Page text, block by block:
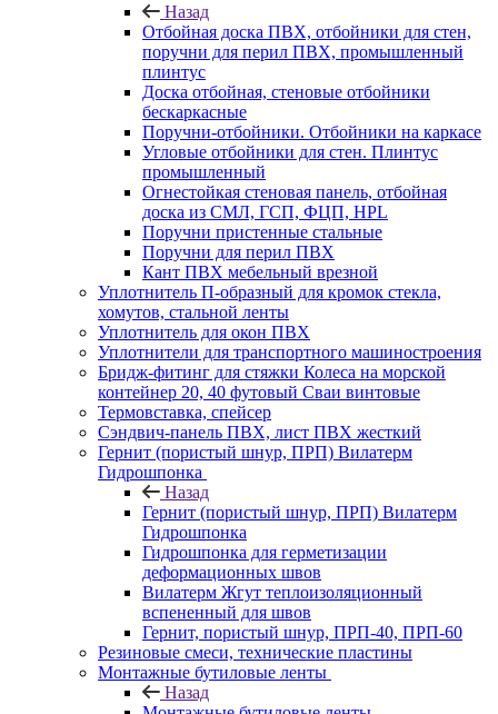
Назад
Отбойная доска ПВХ, отбойники для стен,
поручни для перил ПВХ, промышленный
плинтус
Доска отбойная, стеновые отбойники
бескаркасные
Поручни-отбойники. Отбойники на каркасе
Угловые отбойники для стен. Плинтус
промышленный
Огнестойкая стеновая панель, отбойная
доска из СМЛ, ГСП, ФЦП, HPL
Поручни пристенные стальные
Поручни для перил ПВХ
Кант ПВХ мебельный врезной
Уплотнитель П-образный для кромок стекла,
хомутов, стальной ленты
Уплотнитель для окон ПВХ
Уплотнители для транспортного машиностроения
Бридж-фитинг для стяжки Колеса на морской
контейнер 20, 40 футовый Сваи винтовые
Термовставка, спейсер
Сэндвич-панель ПВХ, лист ПВХ жесткий
Гернит (пористый шнур, ПРП) Вилатерм
Гидрошпонка
Назад
Гернит (пористый шнур, ПРП) Вилатерм
Гидрошпонка
Гидрошпонка для герметизации
деформационных швов
Вилатерм Жгут теплоизоляционный
вспененный для швов
Гернит, пористый шнур, ПРП-40, ПРП-60
Резиновые смеси, технические пластины
Монтажные бутиловые ленты
Назад